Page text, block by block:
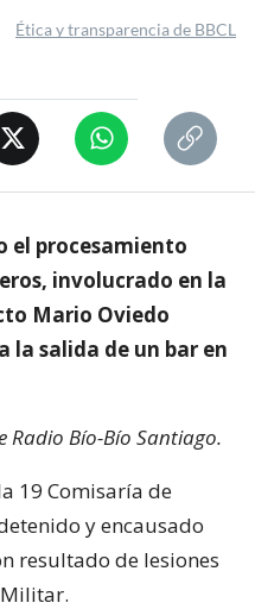
Ética y transparencia de BBCL
el procesamiento
involucrado en la
Mario Oviedo
la salida de un bar en
Radio Bío-Bío Santiago.
19 Comisaría de
y encausado
resultado de lesiones